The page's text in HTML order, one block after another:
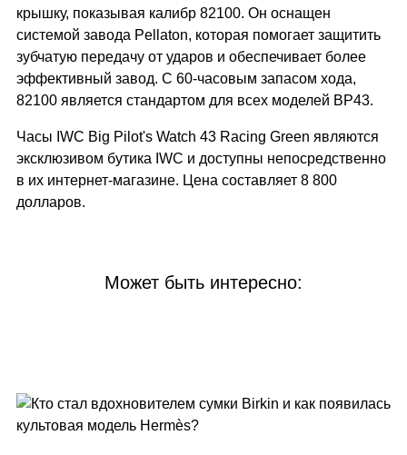
крышку, показывая калибр 82100. Он оснащен
системой завода Pellaton, которая помогает защитить
зубчатую передачу от ударов и обеспечивает более
эффективный завод. С 60-часовым запасом хода,
82100 является стандартом для всех моделей BP43.
Часы IWC Big Pilot's Watch 43 Racing Green являются
эксклюзивом бутика IWC и доступны непосредственно
в их интернет-магазине. Цена составляет 8 800
долларов.
Может быть интересно: